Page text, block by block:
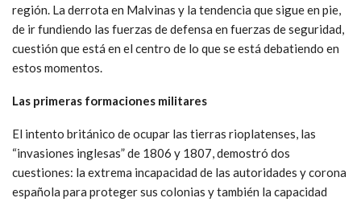
región. La derrota en Malvinas y la tendencia que sigue en pie,
de ir fundiendo las fuerzas de defensa en fuerzas de seguridad,
cuestión que está en el centro de lo que se está debatiendo en
estos momentos.
Las primeras formaciones militares
El intento británico de ocupar las tierras rioplatenses, las
“invasiones inglesas” de 1806 y 1807, demostró dos
cuestiones: la extrema incapacidad de las autoridades y corona
española para proteger sus colonias y también la capacidad